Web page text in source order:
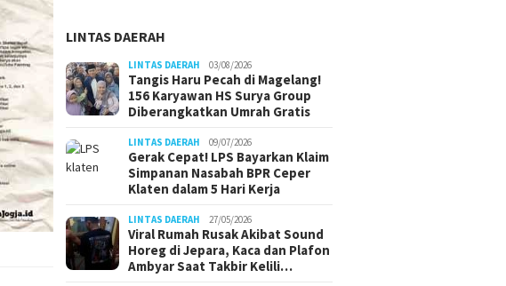
LINTAS DAERAH
LINTAS DAERAH 03/08/2026
Tangis Haru Pecah di Magelang!
156 Karyawan HS Surya Group
Diberangkatkan Umrah Gratis
LINTAS DAERAH 09/07/2026
Gerak Cepat! LPS Bayarkan Klaim
Simpanan Nasabah BPR Ceper
Klaten dalam 5 Hari Kerja
LINTAS DAERAH 27/05/2026
Viral Rumah Rusak Akibat Sound
Horeg di Jepara, Kaca dan Plafon
Ambyar Saat Takbir Kelili…